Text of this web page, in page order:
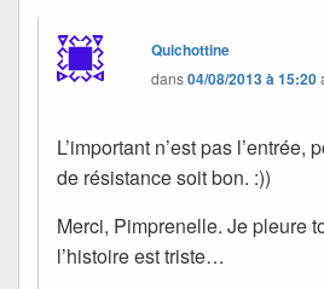
Quichottine
dans04/08/2013 à 15:20
L’important n’est pas l’entrée,
de résistance soit bon. :))
Merci, Pimprenelle. Je pleure
l’histoire est triste…